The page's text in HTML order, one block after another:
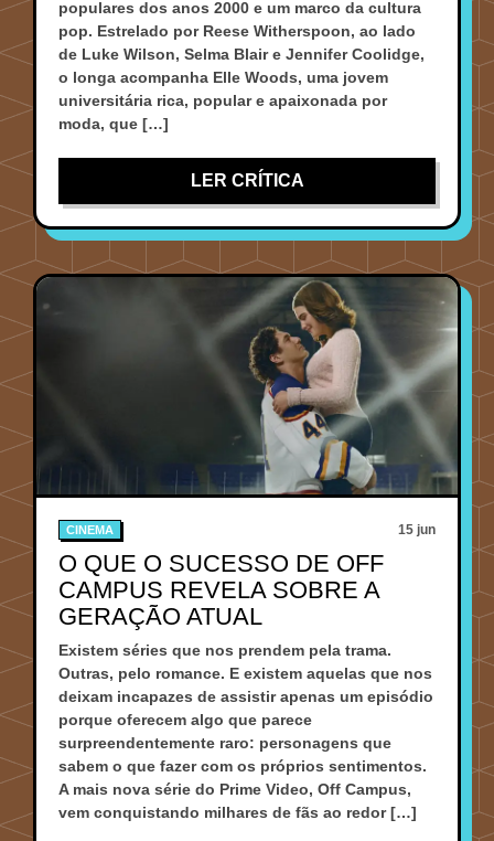
populares dos anos 2000 e um marco da cultura
pop. Estrelado por Reese Witherspoon, ao lado
de Luke Wilson, Selma Blair e Jennifer Coolidge,
o longa acompanha Elle Woods, uma jovem
universitária rica, popular e apaixonada por
moda, que […]
LER CRÍTICA
CINEMA 15 jun
O QUE O SUCESSO DE OFF
CAMPUS REVELA SOBRE A
GERAÇÃO ATUAL
Existem séries que nos prendem pela trama.
Outras, pelo romance. E existem aquelas que nos
deixam incapazes de assistir apenas um episódio
porque oferecem algo que parece
surpreendentemente raro: personagens que
sabem o que fazer com os próprios sentimentos.
A mais nova série do Prime Video, Off Campus,
vem conquistando milhares de fãs ao redor […]